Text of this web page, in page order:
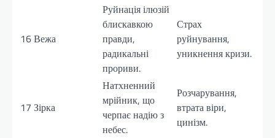
16Вежа
Руйнація ілюзій
блискавкою
правди,
радикальні
прориви.
Страх
руйнування,
уникнення кризи.
17 Зірка
Натхненний
мрійник, що
черпає надію з
небес.
Розчарування,
втрата віри,
цинізм.